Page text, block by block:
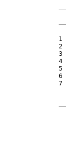
1
2
3
4
5
6
7